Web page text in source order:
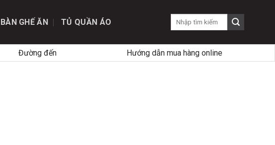
BÀN GHẾ ĂN TỦ QUẦN ÁO
Đường đến Hướng dẫn mua hàng online